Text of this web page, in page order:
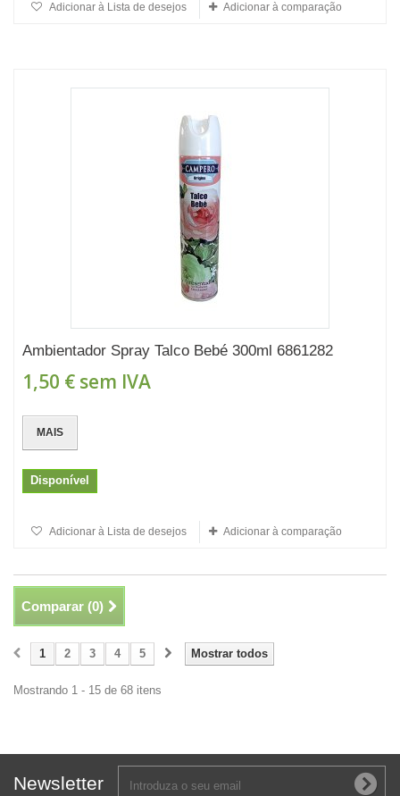
Adicionar à Lista de desejos Adicionar à comparação
Ambientador Spray Talco Bebé 300ml 6861282
1,50 € sem IVA
MAIS
Disponível
Adicionar à Lista de desejos Adicionar à comparação
Comparar (0)
Mostrar todos
1 2 3 4 5
Mostrando 1 - 15 de 68 itens
Newsletter